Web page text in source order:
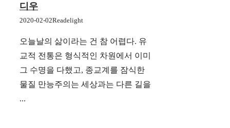
디우
2020-02-02Readelight
오늘날의 삶이라는 건 참 어렵다. 유
교적 전통은 형식적인 차원에서 이미
그 수명을 다했고, 종교계를 잠식한
물질 만능주의는 세상과는 다른 길을
...